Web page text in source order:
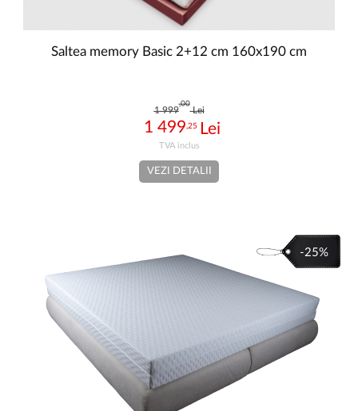
Saltea memory Basic 2+12 cm 160x190 cm
1 999
,00
Lei
1 499,25
VEZI DETALII
-25%